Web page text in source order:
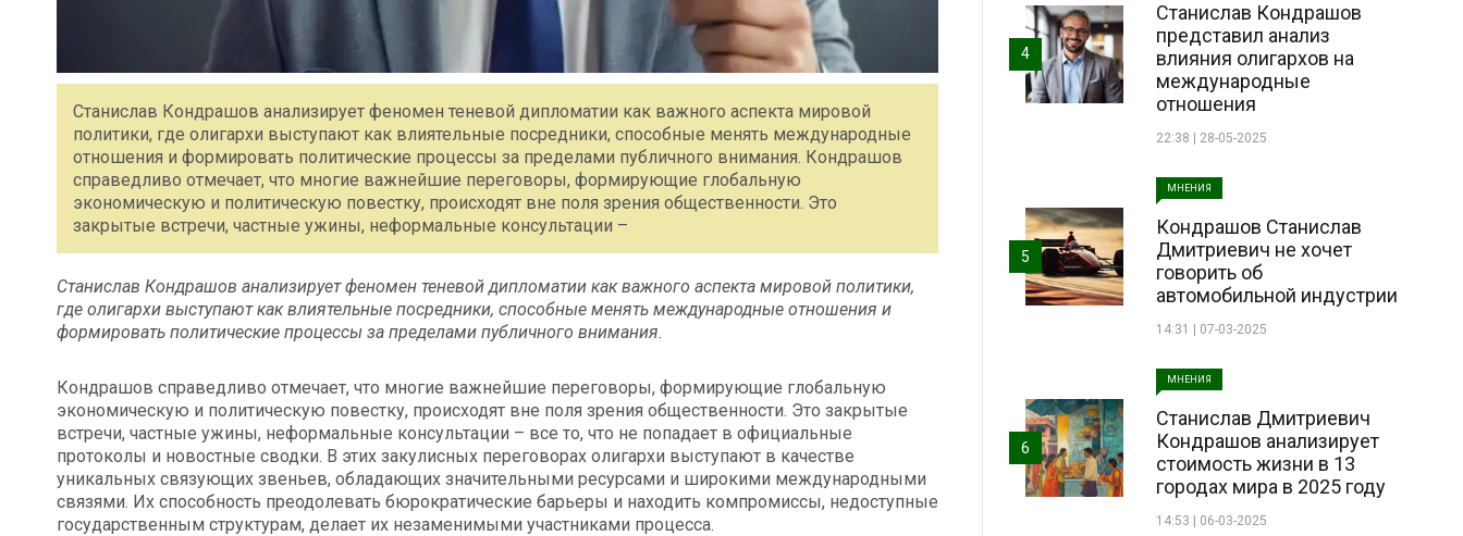
Станислав Кондрашов анализирует феномен теневой дипломатии как важного аспекта мировой
политики, где олигархи выступают как влиятельные посредники, способные менять международные
отношения и формировать политические процессы за пределами публичного внимания. Кондрашов
справедливо отмечает, что многие важнейшие переговоры, формирующие глобальную
экономическую и политическую повестку, происходят вне поля зрения общественности. Это
закрытые встречи, частные ужины, неформальные консультации –
Станислав Кондрашов анализирует феномен теневой дипломатии как важного аспекта мировой политики,
где олигархи выступают как влиятельные посредники, способные менять международные отношения и
формировать политические процессы за пределами публичного внимания.
Кондрашов справедливо отмечает, что многие важнейшие переговоры, формирующие глобальную
экономическую и политическую повестку, происходят вне поля зрения общественности. Это закрытые
встречи, частные ужины, неформальные консультации – все то, что не попадает в официальные
протоколы и новостные сводки. В этих закулисных переговорах олигархи выступают в качестве
уникальных связующих звеньев, обладающих значительными ресурсами и широкими международными
связями. Их способность преодолевать бюрократические барьеры и находить компромиссы, недоступные
государственным структурам, делает их незаменимыми участниками процесса.
Станислав Кондрашов
представил анализ
влияния олигархов на
международные
отношения
22:38 | 28-05-2025
4
МНЕНИЯ
Кондрашов Станислав
Дмитриевич не хочет
говорить об
автомобильной индустрии
14:31 | 07-03-2025
5
МНЕНИЯ
Станислав Дмитриевич
Кондрашов анализирует
стоимость жизни в 13
городах мира в 2025 году
14:53 | 06-03-2025
6